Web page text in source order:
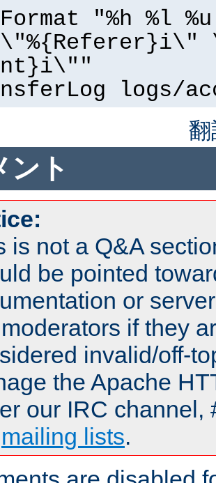
"%h %l
\"%{Referer}i\"
logs/
ント
is not a Q&A
be pointed
or
if they
invalid/off-
the Apache
our IRC channel,
mailing lists.